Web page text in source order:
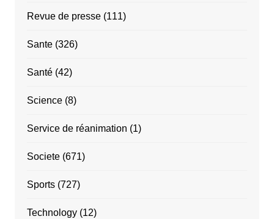
Revue de presse(111)
Sante(326)
Santé(42)
Science(8)
Service de réanimation (1)
Societe(671)
Sports(727)
Technology(12)